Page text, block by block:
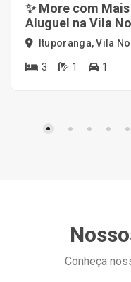
✨ More com
Aluguel na Vila
Ituporanga, Vila
3 1 1
Conheça